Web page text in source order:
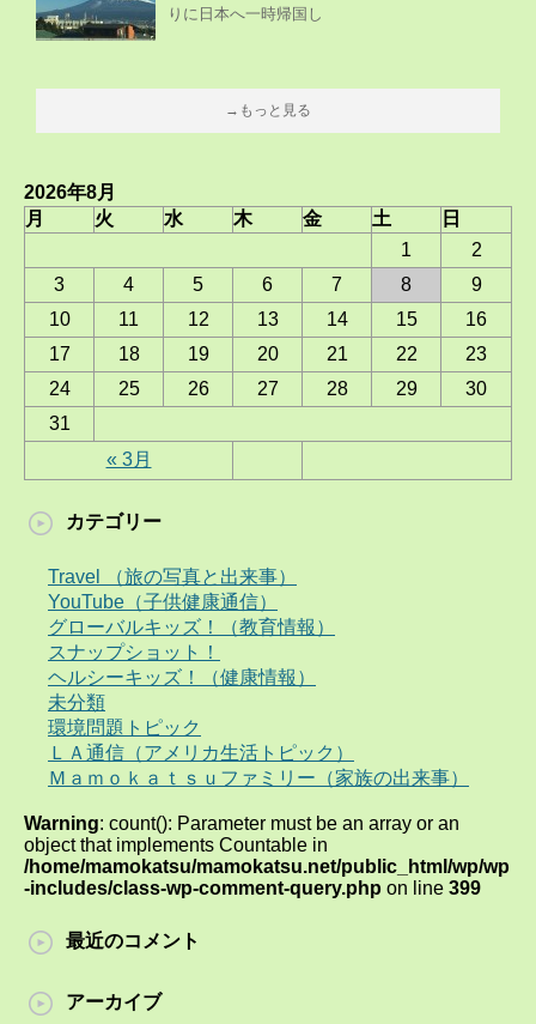
りに日本へ一時帰国し
→もっと見る
2026年8月
月
火 水 木 金 土 日
« 3月
1
2
3
4 5 6 7 8
9
10
11 12 13 14 15
16
17
18 19 20 21 22
23
24
25 26 27 28 29
30
31
カテゴリー
Travel （旅の写真と出来事）
YouTube（子供健康通信）
グローバルキッズ！（教育情報）
スナップショット！
ヘルシーキッズ！（健康情報）
未分類
環境問題トピック
ＬＡ通信（アメリカ生活トピック）
Ｍａｍｏｋａｔｓｕファミリー（家族の出来事）
Warning: count(): Parameter must be an array or an
object that implements Countable in
/home/mamokatsu/mamokatsu.net/public_html/wp/wp
-includes/class-wp-comment-query.php on line 399
最近のコメント
アーカイブ